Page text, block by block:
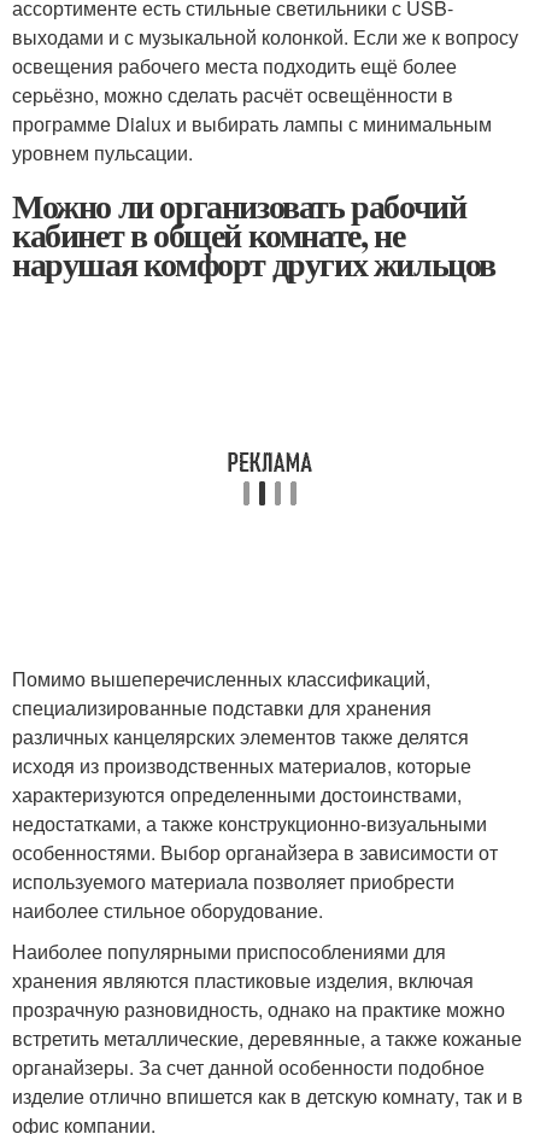
ассортименте есть стильные светильники с USB-
выходами и с музыкальной колонкой. Если же к вопросу
освещения рабочего места подходить ещё более
серьёзно, можно сделать расчёт освещённости в
программе Dialux и выбирать лампы с минимальным
уровнем пульсации.
Можно ли организовать рабочий
кабинет в общей комнате, не
нарушая комфорт других жильцов
Помимо вышеперечисленных классификаций,
специализированные подставки для хранения
различных канцелярских элементов также делятся
исходя из производственных материалов, которые
характеризуются определенными достоинствами,
недостатками, а также конструкционно-визуальными
особенностями. Выбор органайзера в зависимости от
используемого материала позволяет приобрести
наиболее стильное оборудование.
Наиболее популярными приспособлениями для
хранения являются пластиковые изделия, включая
прозрачную разновидность, однако на практике можно
встретить металлические, деревянные, а также кожаные
органайзеры. За счет данной особенности подобное
изделие отлично впишется как в детскую комнату, так и в
офис компании.